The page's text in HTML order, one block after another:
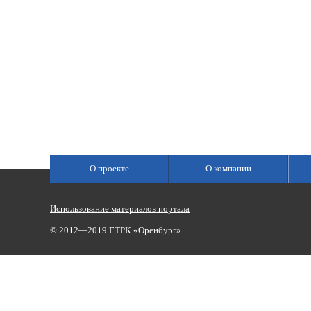
О проекте О компании
Использование материалов портала
© 2012—2019 ГТРК «Оренбург».
Сетевое издание «Государственный Интернет-Канал «Россия»